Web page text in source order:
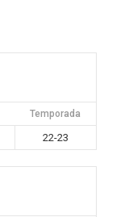
Temporada
22-23